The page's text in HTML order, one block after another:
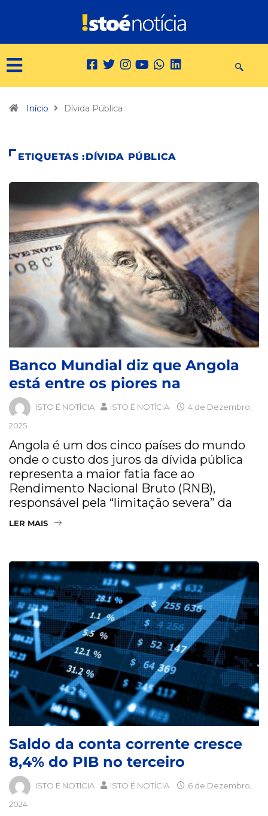
Início Dívida Pública
ETIQUETAS :DÍVIDA PÚBLICA
Banco Mundial diz que Angola
está entre os piores na
ISTO É NOTÍCIA ISTO É NOTÍCIA
4 de Dezembro,
2025
Angola é um dos cinco países do mundo
onde o custo dos juros da dívida pública
representa a maior fatia face ao
Rendimento Nacional Bruto (RNB),
responsável pela “limitação severa” da
LER MAIS
Saldo da conta corrente cresce
8,4% do PIB no terceiro
ISTO É NOTÍCIA ISTO É NOTÍCIA
6 de Dezembro,
2024